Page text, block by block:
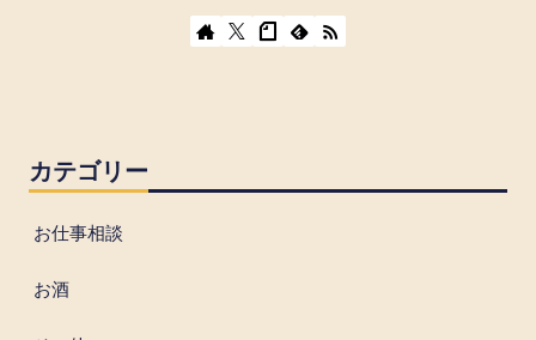
カテゴリー
お仕事相談
お酒